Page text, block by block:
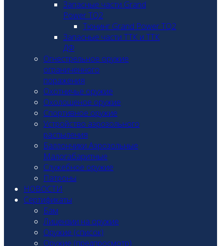
Запасные части Grand
Power TQ2
Тюнинг Grand Power TQ2
Запасные части ТТК и ТТК
ДФ
Огнестрельное оружие
ограниченного
поражения
Охотничье оружие
Охолощеное оружие
Спортивное оружие
Устройство аэрозольного
распыления
Баллончики Аэрозольные
Малогабаритные
Служебное оружие
Патроны
НОВОСТИ
Сертификаты
Бам
Лицензии на оружие
Оружие (список)
Оружие (предпросмотр)